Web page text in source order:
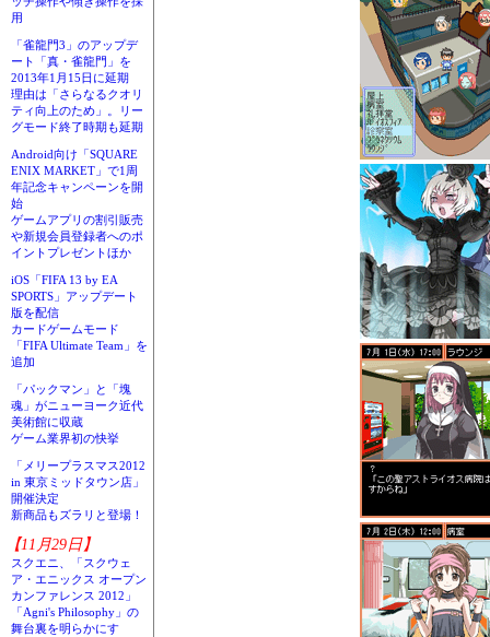
用
「雀龍門3」のアップデ
ート「真・雀龍門」を
2013年1月15日に延期
理由は「さらなるクオリ
ティ向上のため」。リー
グモード終了時期も延期
Android向け「SQUARE
ENIX MARKET」で1周
年記念キャンペーンを開
始
ゲームアプリの割引販売
や新規会員登録者へのポ
イントプレゼントほか
iOS「FIFA 13 by EA
SPORTS」アップデート
版を配信
カードゲームモード
「FIFA Ultimate Team」を
追加
「パックマン」と「塊
魂」がニューヨーク近代
美術館に収蔵
ゲーム業界初の快挙
「メリープラスマス2012
in 東京ミッドタウン店」
開催決定
新商品もズラリと登場！
【11月29日】
スクエニ、「スクウェ
ア・エニックス オープン
カンファレンス 2012」
「Agni's Philosophy」の
舞台裏を明らかにす